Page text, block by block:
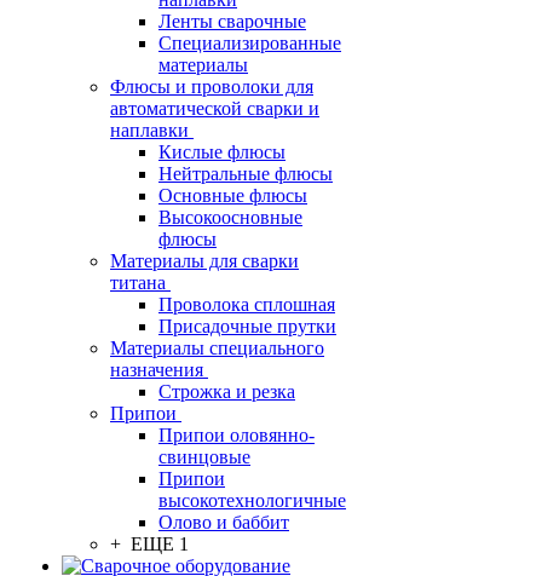
Ленты сварочные
Специализированные
материалы
Флюсы и проволоки для
автоматической сварки и
наплавки
Кислые флюсы
Нейтральные флюсы
Основные флюсы
Высокоосновные
флюсы
Материалы для сварки
титана
Проволока сплошная
Присадочные прутки
Материалы специального
назначения
Строжка и резка
Припои
Припои оловянно-
свинцовые
Припои
высокотехнологичные
Олово и баббит
+ ЕЩЕ 1